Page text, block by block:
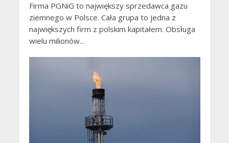
Firma PGNiG to największy sprzedawca gazu
ziemnego w Polsce. Cała grupa to jedna z
największych firm z polskim kapitałem. Obsługa
wielu milionów...